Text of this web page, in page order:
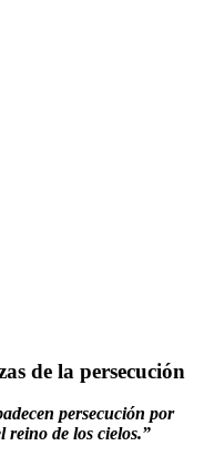
de la persecución
persecución por
reino de los cielos.”